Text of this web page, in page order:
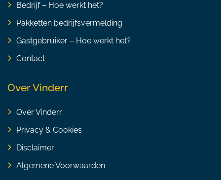
Bedrijf – Hoe werkt het?
Pakketten bedrijfsvermelding
Gastgebruiker – Hoe werkt het?
Contact
Over Vinderr
Over Vinderr
Privacy & Cookies
Disclaimer
Algemene Voorwaarden